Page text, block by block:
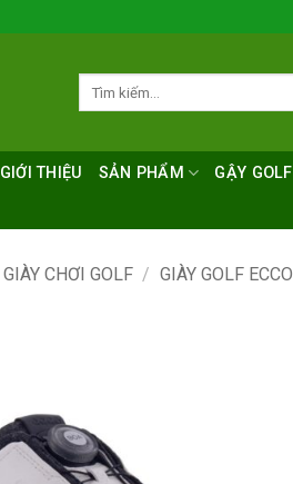
GIỚI THIỆU SẢN PHẨM GẬY GOLF
GIÀY CHƠI GOLF / GIÀY GOLF ECCO